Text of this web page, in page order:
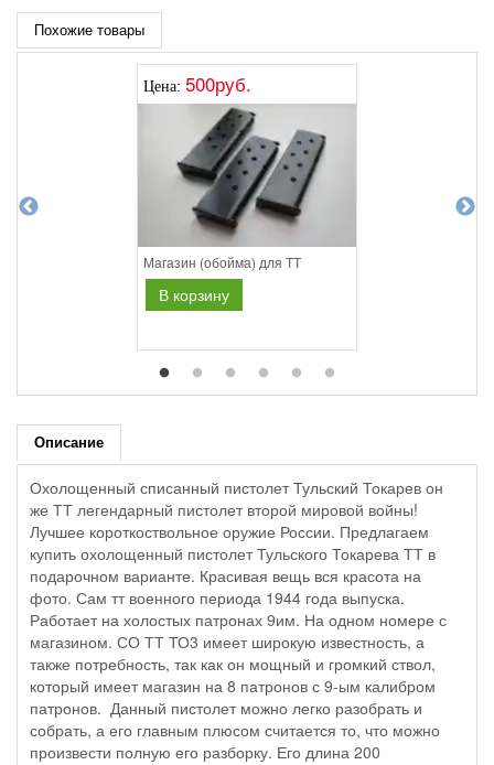
Похожие товары
Цена: 500руб.
Магазин (обойма) для ТТ
В корзину
Описание
Охолощенный списанный пистолет Тульский Токарев он
же ТТ легендарный пистолет второй мировой войны!
Лучшее короткоствольное оружие России. Предлагаем
купить охолощенный пистолет Тульского Токарева ТТ в
подарочном варианте. Красивая вещь вся красота на
фото. Сам тт военного периода 1944 года выпуска.
Работает на холостых патронах 9им. На одном номере с
магазином. СО ТТ ТО3 имеет широкую известность, а
также потребность, так как он мощный и громкий ствол,
который имеет магазин на 8 патронов с 9-ым калибром
патронов. Данный пистолет можно легко разобрать и
собрать, а его главным плюсом считается то, что можно
произвести полную его разборку. Его длина 200